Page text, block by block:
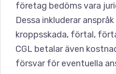
företag bedöms vara
Dessa inkluderar
kroppsskada, förtal,
CGL betalar även
försvar för eventuella